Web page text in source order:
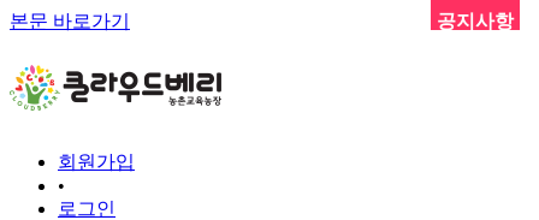
본문 바로가기
회원가입
•
로그인
공지사항